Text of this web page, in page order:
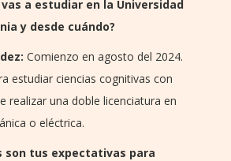
a estudiar en la Universidad
y desde cuándo?
Comienzo en agosto del 2024.
estudiar ciencias cognitivas con
realizar una doble licenciatura en
o eléctrica.
son tus expectativas para